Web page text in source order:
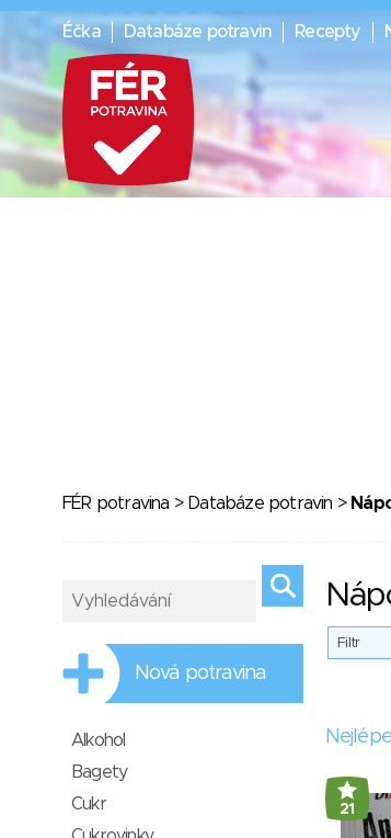
Éčka Databáze potravin Recepty
FÉR potravina > Databáze potravin >
Filtr
21
Nová potravina
Alkohol
Bagety
Cukr